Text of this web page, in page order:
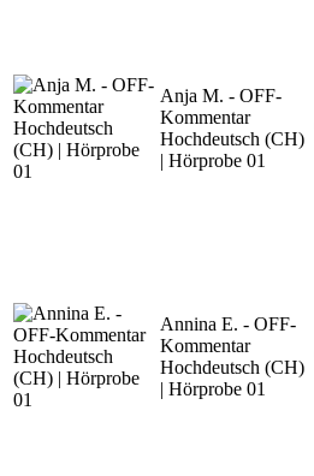
Anja M. - OFF-
Kommentar
Hochdeutsch (CH)
| Hörprobe 01
Annina E. - OFF-
Kommentar
Hochdeutsch (CH)
| Hörprobe 01